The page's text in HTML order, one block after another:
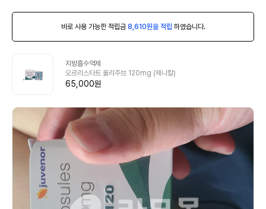
바로 사용 가능한 적립금 8,610원을 적립 하였습니다.
지방흡수억제
오르리스타트 올리주브 120mg (제니칼)
65,000원